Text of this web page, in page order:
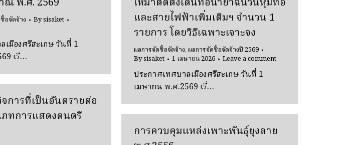
อจัดจ้าง Bysisaket
เมืองศรีสะเกษ วันที่ 1
เรื…
และสายไฟฟ้าเพิ่มเติมฯ จํานวน 1
รายการ โดยวิธีเฉพาะเจาะจง
ผลการจัดซื้อจัดจ้าง,ผลการจัดซื้อจัดจ้างปี 2569
Bysisaket 1 เมษายน 2026 Leave a comment
ประกาศเทศบาลเมืองศรีสะเกษ วันที่ 1
เมษายน พ.ศ.2569 เรื่…
การที่เป็นอันตรายต่อ
ภทการแสดงดนตรี
การควบคุมแหล่งเพาะพันธ์ุยุงลาย